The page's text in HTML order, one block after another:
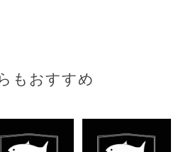
もおすすめ